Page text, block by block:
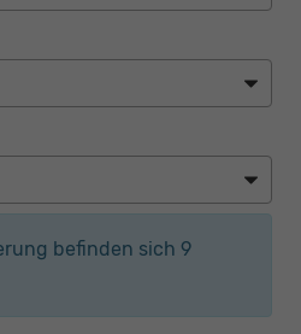
befinden sich 9